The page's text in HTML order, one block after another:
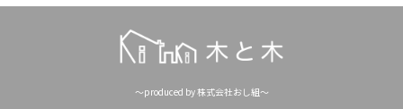
～produced by 株式会社おし組～